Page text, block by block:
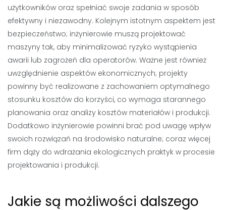
użytkowników oraz spełniać swoje zadania w sposób
efektywny i niezawodny. Kolejnym istotnym aspektem jest
bezpieczeństwo; inżynierowie muszą projektować
maszyny tak, aby minimalizować ryzyko wystąpienia
awarii lub zagrożeń dla operatorów. Ważne jest również
uwzględnienie aspektów ekonomicznych; projekty
powinny być realizowane z zachowaniem optymalnego
stosunku kosztów do korzyści, co wymaga starannego
planowania oraz analizy kosztów materiałów i produkcji.
Dodatkowo inżynierowie powinni brać pod uwagę wpływ
swoich rozwiązań na środowisko naturalne; coraz więcej
firm dąży do wdrażania ekologicznych praktyk w procesie
projektowania i produkcji.
Jakie są możliwości dalszego